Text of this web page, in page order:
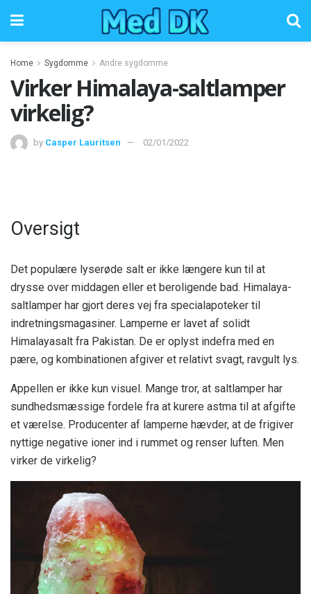
Home Sygdomme Andre sygdomme
Virker Himalaya-saltlamper
virkelig?
by Casper Lauritsen 02/01/2022
Oversigt
Det populære lyserøde salt er ikke længere kun til at
drysse over middagen eller et beroligende bad. Himalaya-
saltlamper har gjort deres vej fra specialapoteker til
indretningsmagasiner. Lamperne er lavet af solidt
Himalayasalt fra Pakistan. De er oplyst indefra med en
pære, og kombinationen afgiver et relativt svagt, ravgult lys.
Appellen er ikke kun visuel. Mange tror, ​​at saltlamper har
sundhedsmæssige fordele fra at kurere astma til at afgifte
et værelse. Producenter af lamperne hævder, at de frigiver
nyttige negative ioner ind i rummet og renser luften. Men
virker de virkelig?